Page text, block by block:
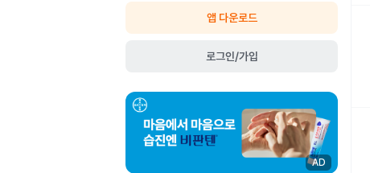
앱 다운로드
로그인/가입
AD